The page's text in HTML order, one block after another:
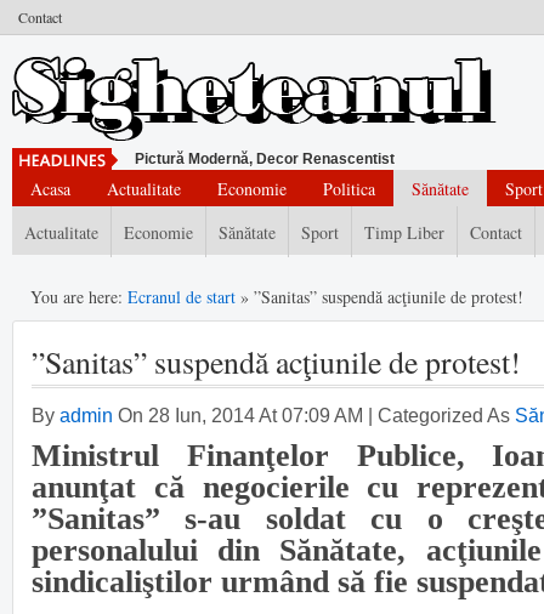
Contact
Pictură Modernă, Decor Renascentist
Acasa Actualitate Economie Politica Sănătate
Sport
Actualitate
Economie Sănătate Sport Timp Liber Contact
You are here: Ecranul de start » ”Sanitas” suspendă acţiunile de protest!
”Sanitas” suspendă acţiunile de protest!
By admin On 28 Iun, 2014 At 07:09 AM | Categorized As
Ministrul Finanţelor Publice,
anunţat că negocierile cu
”Sanitas” s-au soldat cu o
personalului din Sănătate,
sindicaliştilor urmând să fie